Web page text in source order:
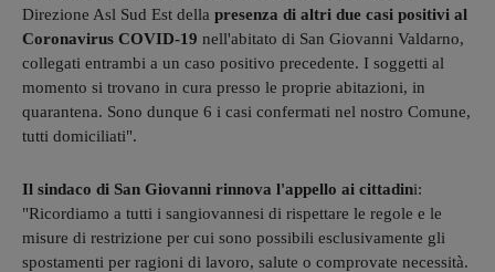
Direzione Asl Sud Est della presenza di altri due casi positivi al
Coronavirus COVID-19 nell'abitato di San Giovanni Valdarno,
collegati entrambi a un caso positivo precedente. I soggetti al
momento si trovano in cura presso le proprie abitazioni, in
quarantena. Sono dunque 6 i casi confermati nel nostro Comune,
tutti domiciliati".
Il sindaco di San Giovanni rinnova l'appello ai cittadini:
"Ricordiamo a tutti i sangiovannesi di rispettare le regole e le
misure di restrizione per cui sono possibili esclusivamente gli
spostamenti per ragioni di lavoro, salute o comprovate necessità.